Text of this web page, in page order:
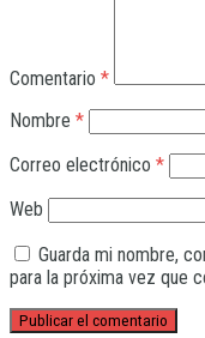
Comentario *
Nombre *
Correo electrónico *
Web
Guarda mi nombre,
para la próxima vez que